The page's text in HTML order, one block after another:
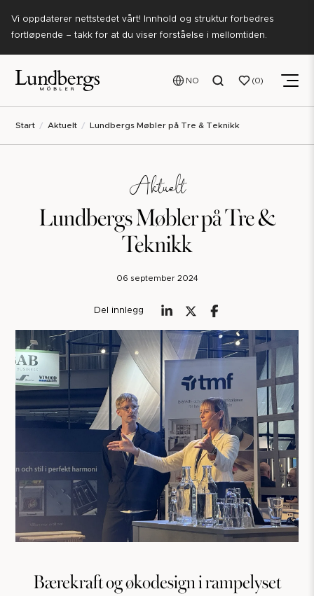
Vi oppdaterer nettstedet vårt! Innhold og struktur forbedres
fortløpende – takk for at du viser forståelse i mellomtiden.
NO 0
Start Aktuelt Lundbergs Møbler på Tre & Teknikk
Aktuelt
Lundbergs Møbler på Tre &
Teknikk
06 september 2024
Del innlegg
Bærekraft og økodesign i rampelyset